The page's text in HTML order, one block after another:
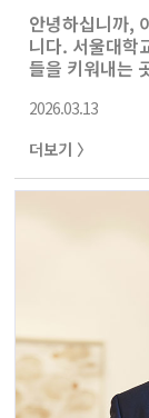
안녕하십니까,
니다. 서울대학
들을 키워내는
계하게 됩니다.
데 기여할 수 있
를 정리하고 전
첨단의 연구를
이야기하고
해 사회에 가
학보다 서울
야 하는 일입
2026.03.13
더보기 〉